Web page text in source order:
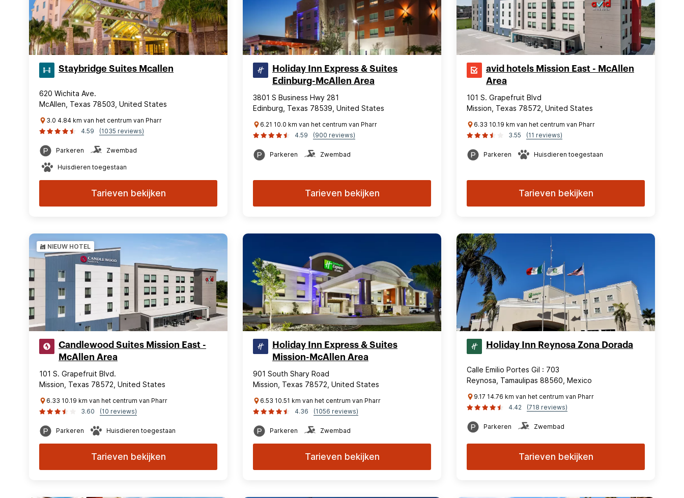
Staybridge Suites Mcallen
620 Wichita Ave.
McAllen, Texas 78503, United States
3.0 4.84 km van het centrum van Pharr
4.59
(1035 reviews)
Parkeren Zwembad
Huisdieren toegestaan
Tarieven bekijken
Holiday Inn Express & Suites
Edinburg-McAllen Area
3801 S Business Hwy 281
Edinburg, Texas 78539, United States
6.21 10.0 km van het centrum van Pharr
4.59
(900 reviews)
Parkeren Zwembad
Tarieven bekijken
avid hotels Mission East - McAllen
Area
101 S. Grapefruit Blvd
Mission, Texas 78572, United States
6.33 10.19 km van het centrum van Pharr
3.55
(11 reviews)
Parkeren Huisdieren toegestaan
Tarieven bekijken
NIEUW HOTEL
Candlewood Suites Mission East -
McAllen Area
101 S. Grapefruit Blvd.
Mission, Texas 78572, United States
6.33 10.19 km van het centrum van Pharr
3.60
(10 reviews)
Parkeren Huisdieren toegestaan
Tarieven bekijken
Holiday Inn Express & Suites
Mission-McAllen Area
901 South Shary Road
Mission, Texas 78572, United States
6.53 10.51 km van het centrum van Pharr
4.36
(1056 reviews)
Parkeren Zwembad
Tarieven bekijken
Holiday Inn Reynosa Zona Dorada
Calle Emilio Portes Gil : 703
Reynosa, Tamaulipas 88560, Mexico
9.17 14.76 km van het centrum van Pharr
4.42
(718 reviews)
Parkeren Zwembad
Tarieven bekijken